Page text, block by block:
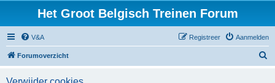
Het Groot Belgisch Treinen Forum
V&A Aanmelden
Registreer
Forumoverzicht